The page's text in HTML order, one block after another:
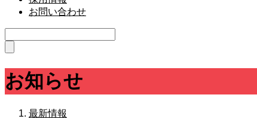
お問い合わせ
お知らせ
最新情報